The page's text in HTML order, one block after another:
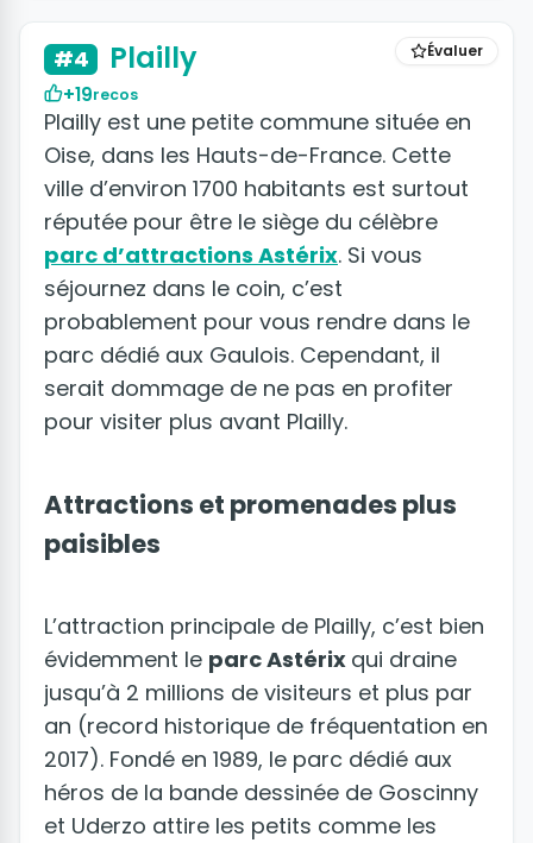
Évaluer
#4 Plailly
+19recos
Plailly est une petite commune située en
Oise, dans les Hauts-de-France. Cette
ville d’environ 1700 habitants est surtout
réputée pour être le siège du célèbre
parc d’attractions Astérix. Si vous
séjournez dans le coin, c’est
probablement pour vous rendre dans le
parc dédié aux Gaulois. Cependant, il
serait dommage de ne pas en profiter
pour visiter plus avant Plailly.
Attractions et promenades plus
paisibles
L’attraction principale de Plailly, c’est bien
évidemment le parc Astérix qui draine
jusqu’à 2 millions de visiteurs et plus par
an (record historique de fréquentation en
2017). Fondé en 1989, le parc dédié aux
héros de la bande dessinée de Goscinny
et Uderzo attire les petits comme les